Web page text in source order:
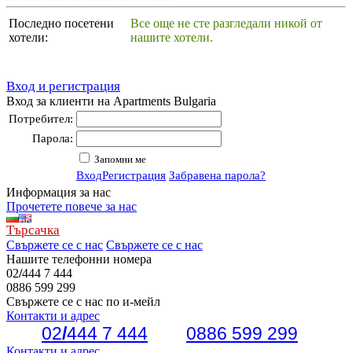
Последно посетени
хотели:
Все още не сте разгледали никой от
нашите хотели.
Вход и регистрация
Вход за клиенти на Apartments Bulgaria
Потребител:
Парола:
Запомни ме
ВходРегистрация Забравена парола?
Информация за нас
Прочетете повече за нас
Търсачка
Свържете се с нас Свържете се с нас
Нашите телефонни номера
02/444 7 444
0886 599 299
Свържете се с нас по и-мейл
Контакти и адрес
02/444 7 444 0886 599 299